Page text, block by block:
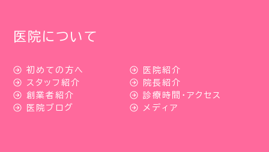
医院について
初めての方へ
医院紹介
スタッフ紹介
院長紹介
創業者紹介
診療時間・アクセス
医院ブログ
メディア